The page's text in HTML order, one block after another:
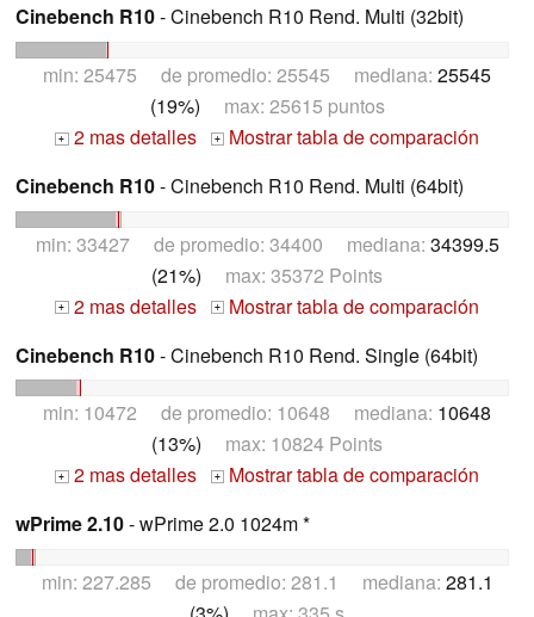
Cinebench R10- Cinebench R10 Rend. Multi (32bit)
min: 25475 de promedio: 25545 mediana: 25545
(19%) max: 25615 puntos
+ 2 mas detalles +
Mostrar tabla de comparación
Cinebench R10- Cinebench R10 Rend. Multi (64bit)
min: 33427 de promedio: 34400 mediana: 34399.5
(21%) max: 35372 Points
+ 2 mas detalles +
Mostrar tabla de comparación
Cinebench R10- Cinebench R10 Rend. Single (64bit)
min: 10472 de promedio: 10648 mediana: 10648
(13%) max: 10824 Points
+ 2 mas detalles +
Mostrar tabla de comparación
wPrime 2.10- wPrime 2.0 1024m *
min: 227.285 de promedio: 281.1 mediana: 281.1